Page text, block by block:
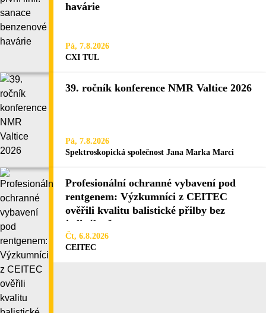
havárie
Pá, 7.8.2026
CXI TUL
39. ročník konference NMR Valtice 2026
Pá, 7.8.2026
Spektroskopická společnost Jana Marka Marci
Profesionální ochranné vybavení pod
rentgenem: Výzkumníci z CEITEC
ověřili kvalitu balistické přilby bez
jediného řezu
Čt, 6.8.2026
CEITEC